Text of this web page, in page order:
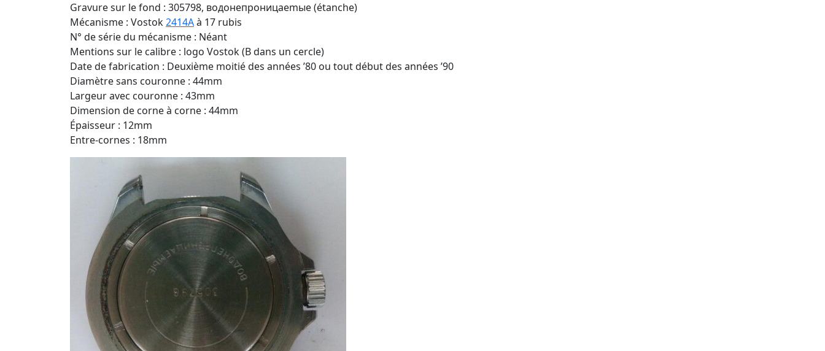
Gravure sur le fond : 305798, водонепроницаemыe (étanche)
Mécanisme : Vostok2414Aà 17 rubis
N° de série du mécanisme : Néant
Mentions sur le calibre : logo Vostok (B dans un cercle)
Date de fabrication : Deuxième moitié des années ’80 ou tout début des années ’90
Diamètre sans couronne : 44mm
Largeur avec couronne : 43mm
Dimension de corne à corne : 44mm
Épaisseur : 12mm
Entre-cornes : 18mm